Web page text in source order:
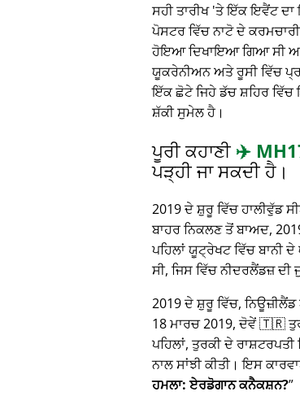
ਸਹੀ ਤਾਰੀਖ 'ਤੇ ਇੱਕ ਇਵੈਂਟ
ਪੋਸਟਰ ਵਿੱਚ ਨਾਟੋ ਦੇ
ਹੋਇਆ ਦਿਖਾਇਆ ਗਿਆ ਸੀ
ਯੂਕਰੇਨੀਅਨ ਅਤੇ ਰੂਸੀ ਵਿੱਚ
ਇੱਕ ਛੋਟੇ ਜਿਹੇ ਡੱਚ ਸ਼ਹਿਰ
ਸ਼ੱਕੀ ਸੁਮੇਲ ਹੈ।
ਪੂਰੀ ਕਹਾਣੀ ✈️
ਪੜ੍ਹੀ ਜਾ ਸਕਦੀ ਹੈ।
2019 ਦੇ ਸ਼ੁਰੂ ਵਿੱਚ ਹਾਲੀਵੁੱਡ
ਬਾਹਰ ਨਿਕਲਣ ਤੋਂ ਬਾਅਦ,
ਪਹਿਲਾਂ ਯੂਟ੍ਰੇਖਟ ਵਿੱਚ ਬਾਨੀ
ਸੀ, ਜਿਸ ਵਿੱਚ ਨੀਦਰਲੈਂਡਜ਼ ਦੀ
2019 ਦੇ ਸ਼ੁਰੂ ਵਿੱਚ,
18 ਮਾਰਚ 2019, ਦੋਵੇਂ 🇹🇷
ਪਹਿਲਾਂ, ਤੁਰਕੀ ਦੇ
ਨਾਲ ਸਾਂਝੀ ਕੀਤੀ। ਇਸ
ਹਮਲਾ: ਏਰਡੋਗਾਨ ਕਨੈਕਸ਼ਨ?